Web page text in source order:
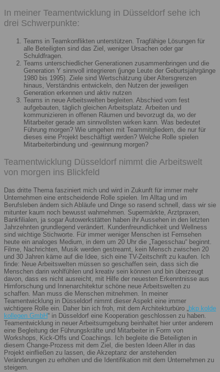
In meiner Teamentwicklung in Düsseldorf sehe ich
drei Schwerpunkte:
Teams in Teamkonflikten unterstützen. Tragfähige Lösungen für
alle Beteiligten sind das Ziel, weniger Ursachen oder gar
Schuldfragen.
Teams unterschiedlicher Generationen zusammenbringen und die
Generation Y sinnvoll integrieren (junge Leute der Geburtsjahrgänge
1980 bis 1995). Ziele sind Wertschätzung über Altersgrenzen
hinaus, Verständnis entwickeln, den Nutzen der jeweiligen
Generation erkennen und aktiv nutzen
Teams in neue Arbeitswelten begleiten. Abschied vom fest
aufgebauten, täglich gleichen Arbeitsplatz. Arbeiten und
kommunizieren in offenen Räumen und bevorzugt da, wo der
Mitarbeiter gerade am sinnvollsten wirken kann. Was bedeutet
Führung morgen? Wie umgehen mit Teammitgliedern, die nur für
dieses eine Projekt beschäftigt werden? Welche Rolle spielen
Mitarbeiterbindung und -gewinnung morgen?
Teamentwicklung Düsseldorf nimmt die Arbeitswelt
von morgen ins Blickfeld
Das dritte Thema fasziniert mich und wird in Zukunft für immer mehr
Unternehmen eine entscheidende Rolle spielen. Im Alltag und im
Berufsleben ändern sich Abläufe und Dinge so rasend schnell, dass wir sie
mitunter kaum noch bewusst wahrnehmen. Supermärkte, Arztpraxen,
Bankfilialen, ja sogar Autowerkstätten haben ihr Aussehen in den letzten
Jahrzehnten grundlegend verändert. Kundenfreundlichkeit und Wellness
sind wichtige Stichworte. Für immer weniger Menschen ist Fernsehen
heute ein analoges Medium, in dem um 20 Uhr die „Tagesschau“ beginnt.
Filme, Nachrichten, Musik werden gestreamt, kein Mensch zwischen 20
und 30 Jahren käme auf die Idee, sich eine TV-Zeitschrift zu kaufen. Ich
finde: Neue Arbeitswelten müssen so geschaffen sein, dass sich die
Menschen darin wohlfühlen und kreativ sein können und bin überzeugt
davon, dass es nicht ausreicht, mit Hilfe der neuesten Erkenntnisse aus
Hirnforschung und Innenarchitektur schöne neue Arbeitswelten zu
schaffen. Man muss die Menschen mitnehmen. In meiner
Teamentwicklung in Düsseldorf nimmt dieser Aspekt eine immer
wichtigere Rolle ein. Daher bin ich froh, mit dem Architekturbüro „bkp kolde
kollegen GmbH“ in Düsseldorf eine Kooperation geschlossen zu haben.
Teamentwicklung in neuer Arbeitsumgebung beinhaltet hier unter anderem
eine Begleitung der Führungskräfte und Mitarbeiter in Form von
Workshops, Kick-Offs und Coachings. Ich begleite die Beteiligten in
diesem Change-Prozess mit dem Ziel, die besten Ideen Aller in das
Projekt einfließen zu lassen, die Akzeptanz der anstehenden
Veränderungen zu erhöhen und die Identifikation mit dem Unternehmen zu
steigern.